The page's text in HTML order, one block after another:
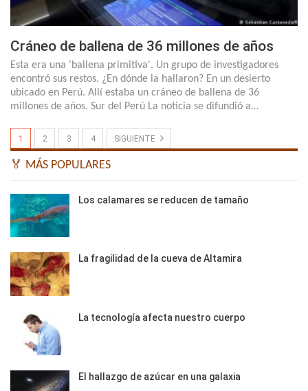
Cráneo de ballena de 36 millones de años
Esta era una 'ballena primitiva'. Un grupo de investigadores
encontró sus restos. ¿En dónde la hallaron? En un desierto
ubicado en Perú. Allí estaba un cráneo de ballena de 36
millones de años. Sur del Perú La noticia se difundió a…
1 2 3 4 SIGUIENTE
🏅 MÁS POPULARES
Los calamares se reducen de tamaño
La fragilidad de la cueva de Altamira
La tecnología afecta nuestro cuerpo
El hallazgo de azúcar en una galaxia